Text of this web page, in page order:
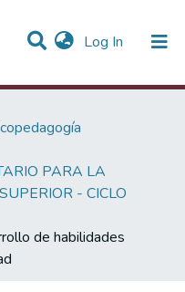
Log In (current)
PARA LA
- CICLO
de habilidades